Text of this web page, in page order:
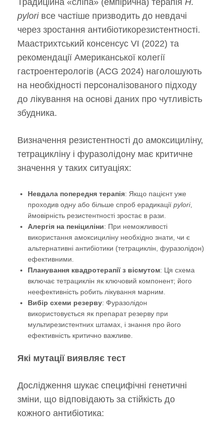
Традиційна «сліпа» (емпірична) терапія H.
pyloriвсе частіше призводить до невдачі
через зростання антибіотикорезистентності.
Маастрихтський консенсус VI (2022) та
рекомендації Американської колегії
гастроентерологів (ACG 2024) наголошують
на необхідності персоналізованого підходу
до лікування на основі даних про чутливість
збудника.
Визначення резистентності до амоксициліну,
тетрацикліну і фуразолідону має критичне
значення у таких ситуаціях:
Невдала попередня терапія: Якщо пацієнт уже
проходив одну або більше спроб ерадикації pylori,
ймовірність резистентності зростає в рази.
Алергія на пеніциліни: При неможливості
використання амоксициліну необхідно знати, чи є
альтернативні антибіотики (тетрациклін, фуразолідон)
ефективними.
Планування квадротерапії з вісмутом: Ця схема
включає тетрациклін як ключовий компонент; його
неефективність робить лікування марним.
Вибір схеми резерву: Фуразолідон
використовується як препарат резерву при
мультирезистентних штамах, і знання про його
ефективність критично важливе.
Які мутації виявляє тест
Дослідження шукає специфічні генетичні
зміни, що відповідають за стійкість до
кожного антибіотика: